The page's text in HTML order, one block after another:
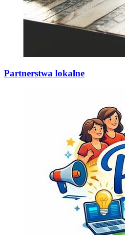
Partnerstwa lokalne